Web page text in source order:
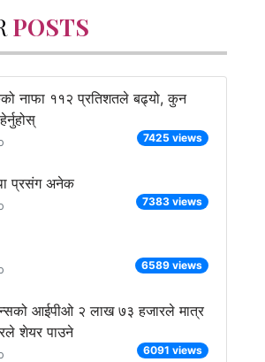
POSTS
नाफा ११२ प्रतिशतले बढ्यो, कुन
7425 views
प्रसंग अनेक
7383 views
6589 views
आईपीओ २ लाख ७३ हजारले मात्र
शेयर पाउने
6091 views